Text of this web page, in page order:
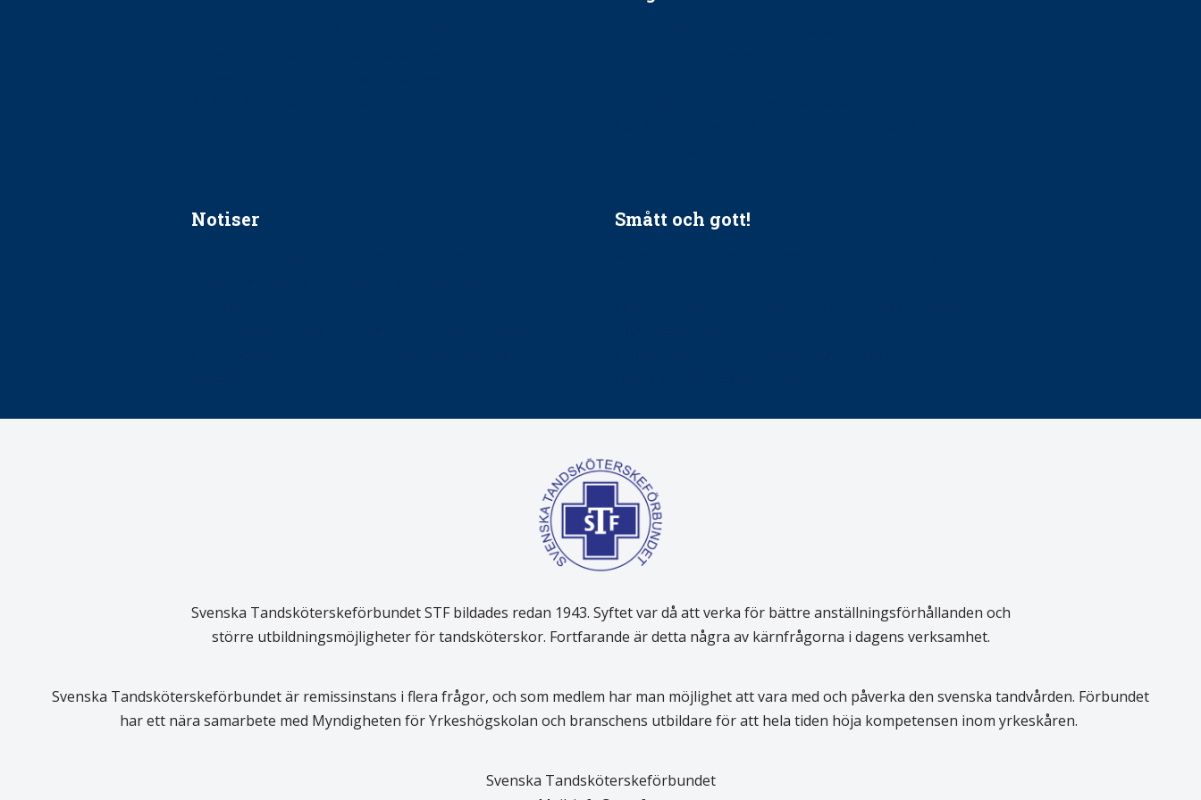
Notiser Smått och gott!
Svenska Tandsköterskeförbundet STF bildades redan 1943. Syftet var då att verka för bättre anställningsförhållanden och
större utbildningsmöjligheter för tandsköterskor. Fortfarande är detta några av kärnfrågorna i dagens verksamhet.
Svenska Tandsköterskeförbundet är remissinstans i flera frågor, och som medlem har man möjlighet att vara med och påverka den svenska tandvården. Förbundet
har ett nära samarbete med Myndigheten för Yrkeshögskolan och branschens utbildare för att hela tiden höja kompetensen inom yrkeskåren.
Svenska Tandsköterskeförbundet